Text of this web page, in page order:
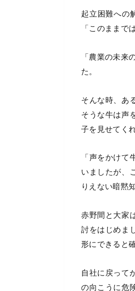
起立困難への
「このままで
「農業の未来
た。
そんな時、あ
そうな牛は声
子を見せてく
「声をかけ
いましたが、
りえない暗黙
赤野間と大家
討をはじめま
形にできると
自社に戻って
の向こうに危